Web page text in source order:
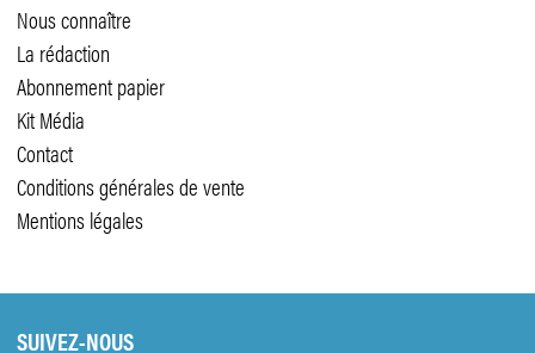
Nous connaître
La rédaction
Abonnement papier
Kit Média
Contact
Conditions générales de vente
Mentions légales
SUIVEZ-NOUS